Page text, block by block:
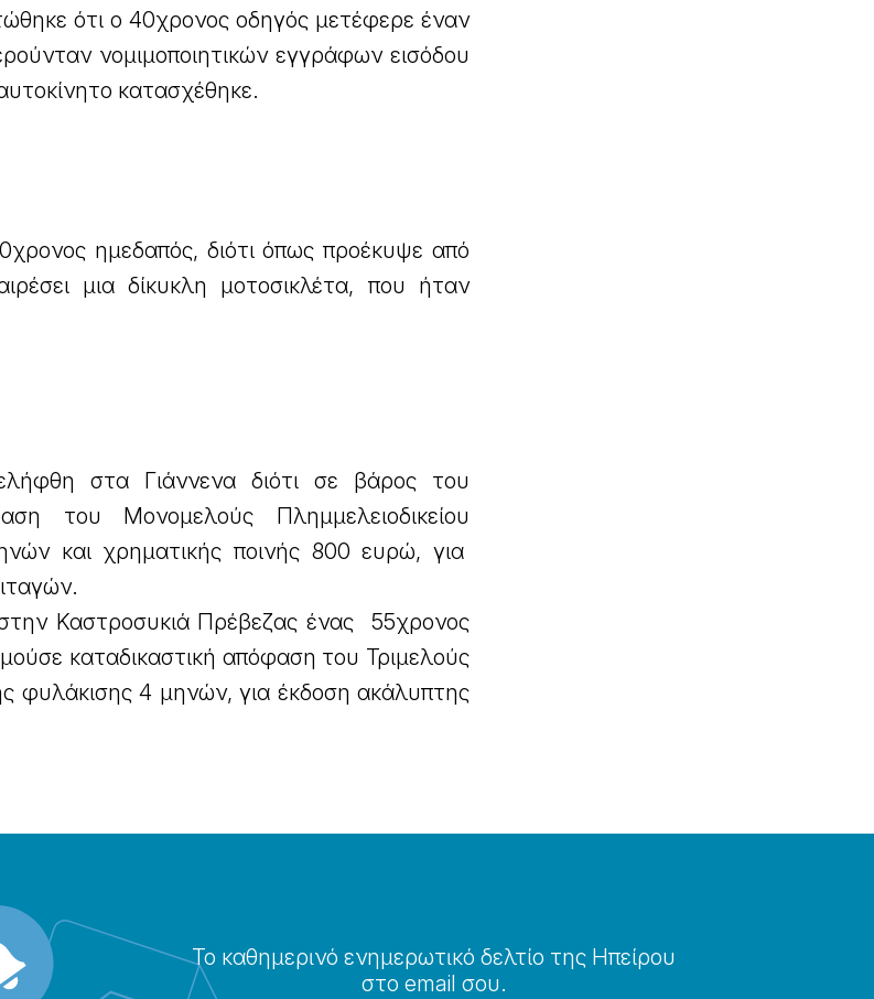
ότι ο 40χρονος οδηγός μετέφερε έναν
νομιμοποιητικών εγγράφων εισόδου
κατασχέθηκε.
ημεδαπός, διότι όπως προέκυψε από
μια δίκυκλη μοτοσικλέτα, που ήταν
στα Γιάννενα διότι σε βάρος του
του Μονομελούς Πλημμελειοδικείου
και χρηματικής ποινής 800 ευρώ, για
Καστροσυκιά Πρέβεζας ένας 55χρονος
καταδικαστική απόφαση του Τριμελούς
φυλάκισης 4 μηνών, για έκδοση ακάλυπτης
Το καθημερɩνό ενημερωτɩκό δελτίο της Ηπείρου
στο email σου.